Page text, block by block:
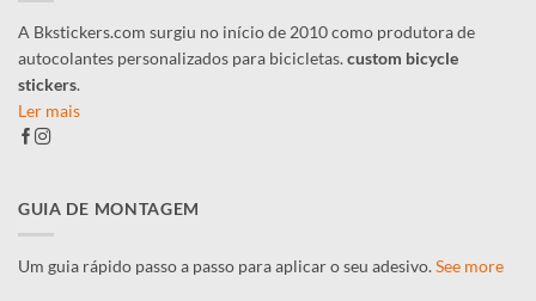
A Bkstickers.com surgiu no início de 2010 como produtora de
autocolantes personalizados para bicicletas.custom bicycle
stickers.
Ler mais
GUIA DE MONTAGEM
Um guia rápido passo a passo para aplicar o seu adesivo.See more